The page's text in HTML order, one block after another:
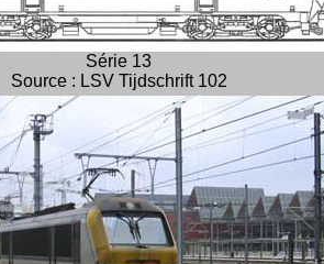
Série 13
Source : LSV Tijdschrift 102